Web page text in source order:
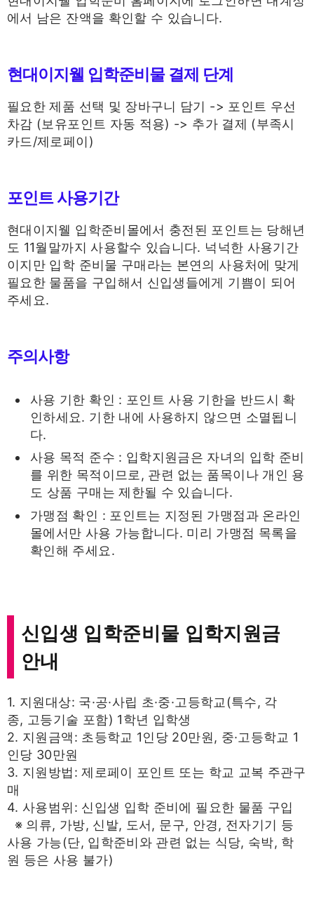
에서 남은 잔액을 확인할 수 있습니다.
현대이지웰 입학준비물 결제 단계
필요한 제품 선택 및 장바구니 담기 -> 포인트 우선
차감 (보유포인트 자동 적용) -> 추가 결제 (부족시
카드/제로페이)
포인트 사용기간
현대이지웰 입학준비몰에서 충전된 포인트는 당해년
도 11월말까지 사용할수 있습니다. 넉넉한 사용기간
이지만 입학 준비물 구매라는 본연의 사용처에 맞게
필요한 물품을 구입해서 신입생들에게 기쁨이 되어
주세요.
주의사항
사용 기한 확인 : 포인트 사용 기한을 반드시 확
인하세요. 기한 내에 사용하지 않으면 소멸됩니
다.
사용 목적 준수 : 입학지원금은 자녀의 입학 준비
를 위한 목적이므로, 관련 없는 품목이나 개인 용
도 상품 구매는 제한될 수 있습니다.
가맹점 확인 : 포인트는 지정된 가맹점과 온라인
몰에서만 사용 가능합니다. 미리 가맹점 목록을
확인해 주세요.
신입생 입학준비물 입학지원금
안내
1. 지원대상: 국·공·사립 초·중·고등학교(특수, 각
종, 고등기술 포함) 1학년 입학생
2. 지원금액: 초등학교 1인당 20만원, 중·고등학교 1
인당 30만원
3. 지원방법: 제로페이 포인트 또는 학교 교복 주관구
매
4. 사용범위: 신입생 입학 준비에 필요한 물품 구입
※ 의류, 가방, 신발, 도서, 문구, 안경, 전자기기 등
사용 가능(단, 입학준비와 관련 없는 식당, 숙박, 학
원 등은 사용 불가)